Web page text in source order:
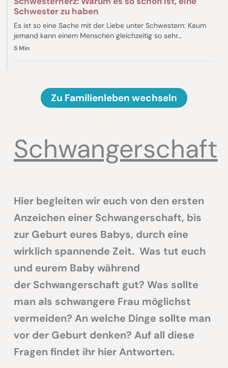
Schwester zu haben
Es ist so eine Sache mit der Liebe unter Schwestern: Kaum
jemand kann einem Menschen gleichzeitig so sehr…
5 Min
Zu Familienleben wechseln
Schwangerschaft
Hier begleiten wir euch von den ersten
Anzeichen einer Schwangerschaft, bis
zur Geburt eures Babys, durch eine
wirklich spannende Zeit. Was tut euch
und eurem Baby während
der Schwangerschaft gut? Was sollte
man als schwangere Frau möglichst
vermeiden? An welche Dinge sollte man
vor der Geburt denken? Auf all diese
Fragen findet ihr hier Antworten.